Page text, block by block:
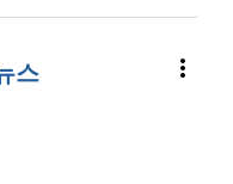
스 more_vert